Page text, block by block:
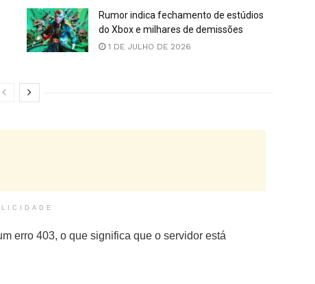
Rumor indica fechamento de estúdios
do Xbox e milhares de demissões
1 DE JULHO DE 2026
erro 403, o que significa que o servidor está